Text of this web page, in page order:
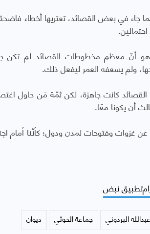
في بعض القصائد، تعتريها أخطاء
أنّ معظم مخطوطات القصائد لم تكن
ولم يسعفه العمر ليفعل ذلك.
كانت جاهزة، لكن ثمّة مَن حاول
أن يكونا معًا.
غزوات وفتوحات لمدن ودول؛ كأنّنا أمام
تطبيق نبض
عبدالله البردوني جماعة الحوثي ديوان